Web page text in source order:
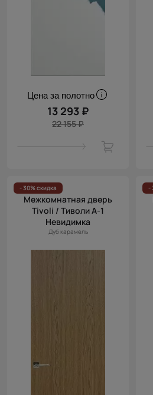
Цена за полотно
13 293 ₽
22 155 ₽
- 30% скидка
Межкомнатная дверь
Tivoli / Тиволи А-1
Невидимка
Дуб карамель
-